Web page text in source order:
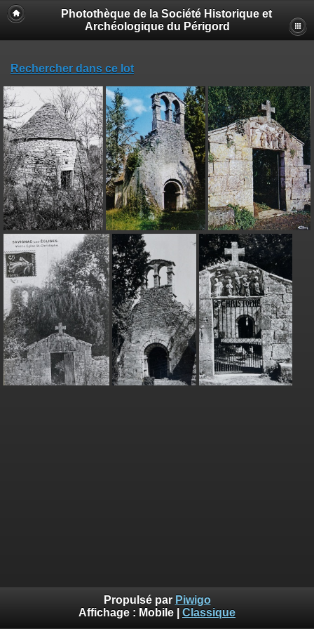
Photothèque de la Société Historique et
Archéologique du Périgord
Rechercher dans ce lot
Propulsé par Piwigo
Affichage : Mobile Classique